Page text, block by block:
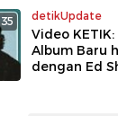
detikUpdate
Video
Album Baru
dengan Ed